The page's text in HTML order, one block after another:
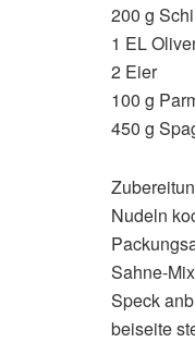
200 g
1 EL
2 Eier
100 g
450 g
Nudeln
Sahne-
Speck
beiseite